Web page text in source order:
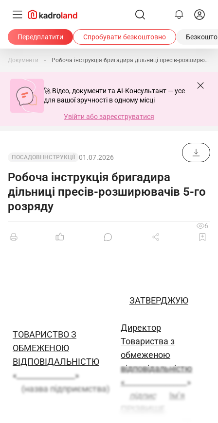
Передплатити Спробувати безкоштовно
Документи Робоча інструкція бригадира дільниці пресів-розширювачів 5-го розряду
🚀 Відео, документи та AI-Консультант — усе
для вашої зручності в одному місці
Увійти або зареєструватися
ПОСАДОВІ ІНСТРУКЦІЇ 01.07.2026
Робоча інструкція бригадира
дільниці пресів-розширювачів 5-го
розряду
6
ТОВАРИСТВО З
ОБМЕЖЕНОЮ
ВІДПОВІДАЛЬНІСТЮ
«_______________»
(назва підприємства)
ЗАТВЕРДЖУЮ
Директор
Товариства з
обмеженою
відповідальністю
«________________»
підпис
Ім’я